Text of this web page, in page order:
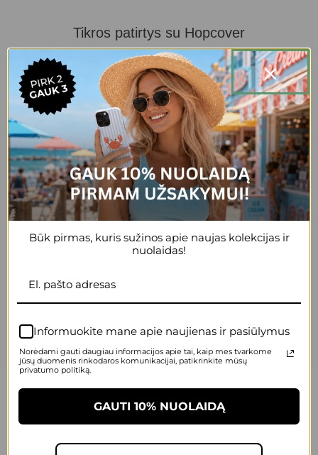
Tikros patirtys su Hopcover
93%
Patvirtino – puikus pasirinkimas ieškantiems tvirto ir stilingo
telefono.
98%
Klientų rekomenduotų draugui.
20,000+ patenkintų klientų.
Būk pirmas, kuris sužinos apie naujas kolekcijas ir
nuolaidas!
Informuokite mane apie naujienas ir pasiūlymus
Norėdami gauti daugiau informacijos apie tai, kaip mes tvarkome
jūsų duomenis rinkodaros komunikacijai, patikrinkite mūsų
privatumo politiką.
GAUTI 10% NUOLAIDĄ